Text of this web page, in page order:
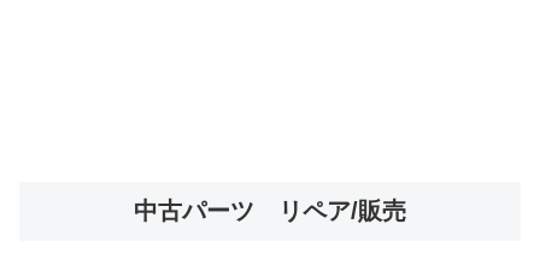
中古パーツ リペア/販売